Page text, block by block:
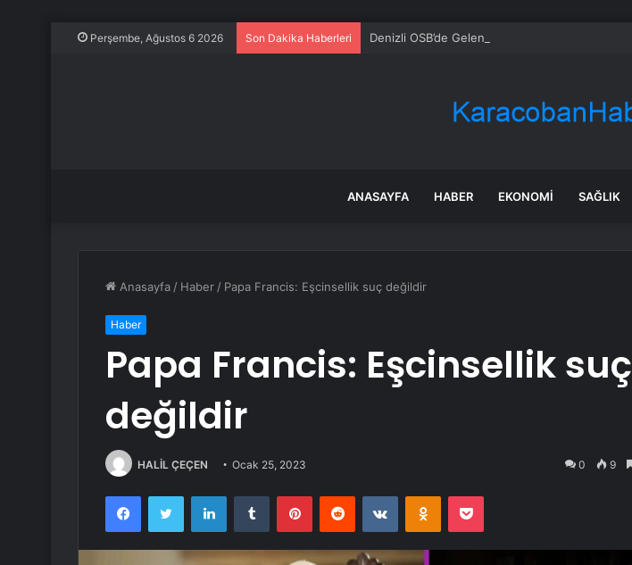
Perşembe, Ağustos 6 2026 Son Dakika Haberleri Denizli OSB’de Geleneksel Bayramlaşma
ANASAYFA HABER EKONOMI SAĞLIK
Anasayfa / Haber / Papa Francis: Eşcinsellik suç değildir
Haber
Papa Francis: Eşcinsellik suç
değildir
HALİL ÇEÇEN Ocak 25, 2023 0 9
FacebookTwitter LinkedInTumblr PinterestReddit VKontakteOdnoklassniki
Pocket